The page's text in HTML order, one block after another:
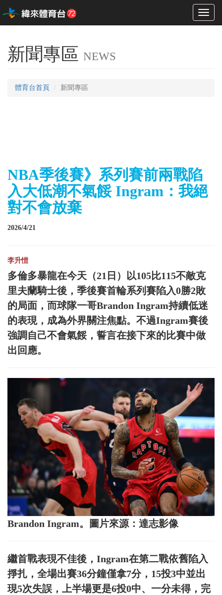
Toggle
新聞專區 NEWS
體育台首頁 新聞專區
NBA季後賽》系列賽前兩戰陷
入大低潮不氣餒 Ingram：我絕
對不會放棄
2026/4/21
李升愷
多倫多暴龍在今天（21日）以105比115不敵克
里夫蘭騎士後，季後賽首輪系列賽陷入0勝2敗
的局面，而球隊一哥Brandon Ingram持續低迷
的表現，成為外界關注焦點。不過Ingram賽後
強調自己不會氣餒，誓言在接下來的比賽中做
出回應。
Brandon Ingram。圖片來源：達志影像
繼首戰表現不佳後，Ingram在第二戰依舊陷入
掙扎，全場出賽36分鐘僅拿7分，15投3中並出
現5次失誤，上半場更是6投0中、一分未得，完